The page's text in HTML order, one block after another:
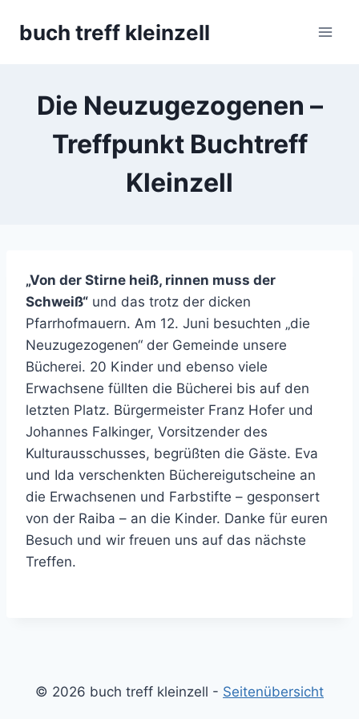
buch treff kleinzell
Die Neuzugezogenen –
Treffpunkt Buchtreff
Kleinzell
„Von der Stirne heiß, rinnen muss der
Schweiß“ und das trotz der dicken
Pfarrhofmauern. Am 12. Juni besuchten „die
Neuzugezogenen“ der Gemeinde unsere
Bücherei. 20 Kinder und ebenso viele
Erwachsene füllten die Bücherei bis auf den
letzten Platz. Bürgermeister Franz Hofer und
Johannes Falkinger, Vorsitzender des
Kulturausschusses, begrüßten die Gäste. Eva
und Ida verschenkten Büchereigutscheine an
die Erwachsenen und Farbstifte – gesponsert
von der Raiba – an die Kinder. Danke für euren
Besuch und wir freuen uns auf das nächste
Treffen.
© 2026 buch treff kleinzell - Seitenübersicht